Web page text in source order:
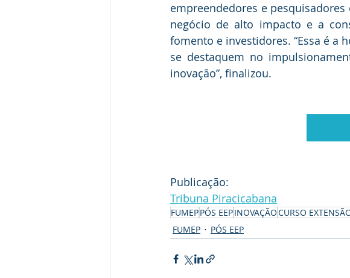
empreendedores e
negócio de alto impacto e a
fomento e investidores. “Essa é a
se destaquem no
inovação”, finalizou.
Publicação:
Tribuna Piracicabana
FUMEPPÓS EEPINOVAÇÃOCURSO
FUMEP
PÓS EEP